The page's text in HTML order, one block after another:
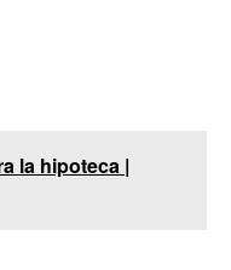
la hipoteca |